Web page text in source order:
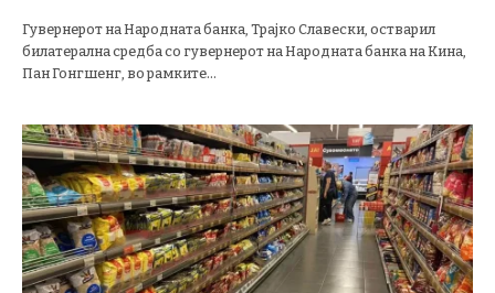
Гувернерот на Народната банка, Трајко Славески, остварил
билатерална средба со гувернерот на Народната банка на Кина,
Пан Гонгшенг, во рамките…